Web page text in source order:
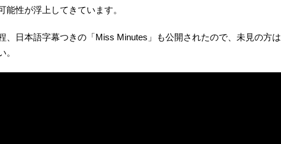
能性が浮上してきています。
、日本語字幕つきの「Miss Minutes」も公開されたので、未見の方
。